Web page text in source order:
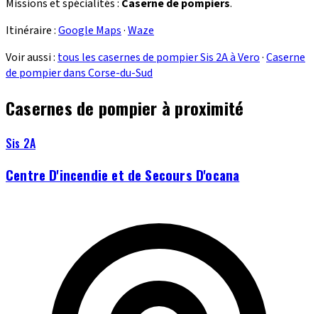
Missions et spécialités : Caserne de pompiers.
Itinéraire :Google Maps·Waze
Voir aussi : tous les casernes de pompier Sis 2A à Vero·Caserne
de pompier dans Corse-du-Sud
Casernes de pompier à proximité
Sis 2A
Centre D'incendie et de Secours D'ocana